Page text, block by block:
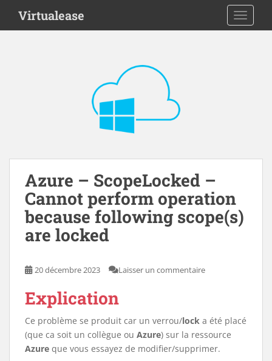
i
Virtualease
Azure – ScopeLocked –
Cannot perform operation
because following scope(s)
are locked
20 décembre 2023 Laisser un commentaire
Explication
Ce problème se produit car un verrou/lock a été placé
(que ca soit un collègue ou Azure) sur la ressource
Azure que vous essayez de modifier/supprimer.